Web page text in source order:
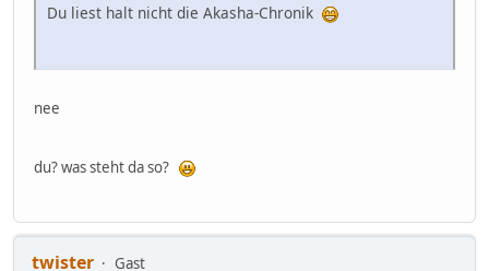
Du liest halt nicht die Akasha-Chronik
nee
du? was steht da so?
twister
Gast